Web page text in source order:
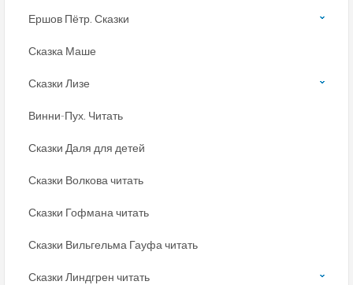
Ершов Пётр. Сказки
Сказка Маше
Сказки Лизе
Винни-Пух. Читать
Сказки Даля для детей
Сказки Волкова читать
Сказки Гофмана читать
Сказки Вильгельма Гауфа читать
Сказки Линдгрен читать